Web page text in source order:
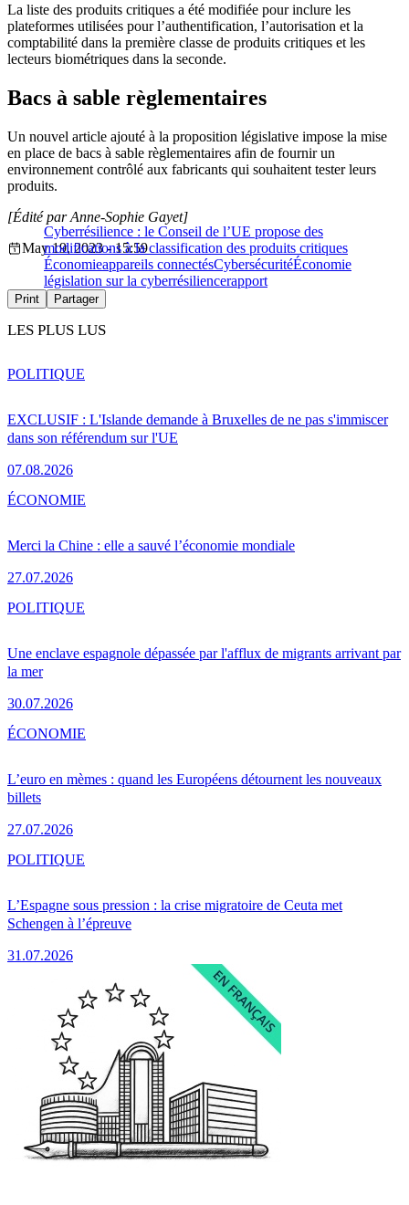
La liste des produits critiques a été modifiée pour inclure les
plateformes utilisées pour l’authentification, l’autorisation et la
comptabilité dans la première classe de produits critiques et les
lecteurs biométriques dans la seconde.
Bacs à sable règlementaires
Un nouvel article ajouté à la proposition législative impose la mise
en place de bacs à sable règlementaires afin de fournir un
environnement contrôlé aux fabricants qui souhaitent tester leurs
produits.
Cyberrésilience : le Conseil de l’UE propose des
modifications à la classification des produits critiques
[Édité par Anne-Sophie Gayet]
May 19, 2023 - 15:59
Économieappareils connectésCybersécuritéÉconomie
législation sur la cyberrésiliencerapport
Print Partager
LES PLUS LUS
EXCLUSIF : L'Islande demande à Bruxelles de ne pas s'immiscer
dans son référendum sur l'UE
07.08.2026
POLITIQUE
Merci la Chine : elle a sauvé l’économie mondiale
27.07.2026
ÉCONOMIE
Une enclave espagnole dépassée par l'afflux de migrants arrivant par
la mer
30.07.2026
POLITIQUE
L’euro en mèmes : quand les Européens détournent les nouveaux
billets
27.07.2026
ÉCONOMIE
L’Espagne sous pression : la crise migratoire de Ceuta met
Schengen à l’épreuve
31.07.2026
POLITIQUE